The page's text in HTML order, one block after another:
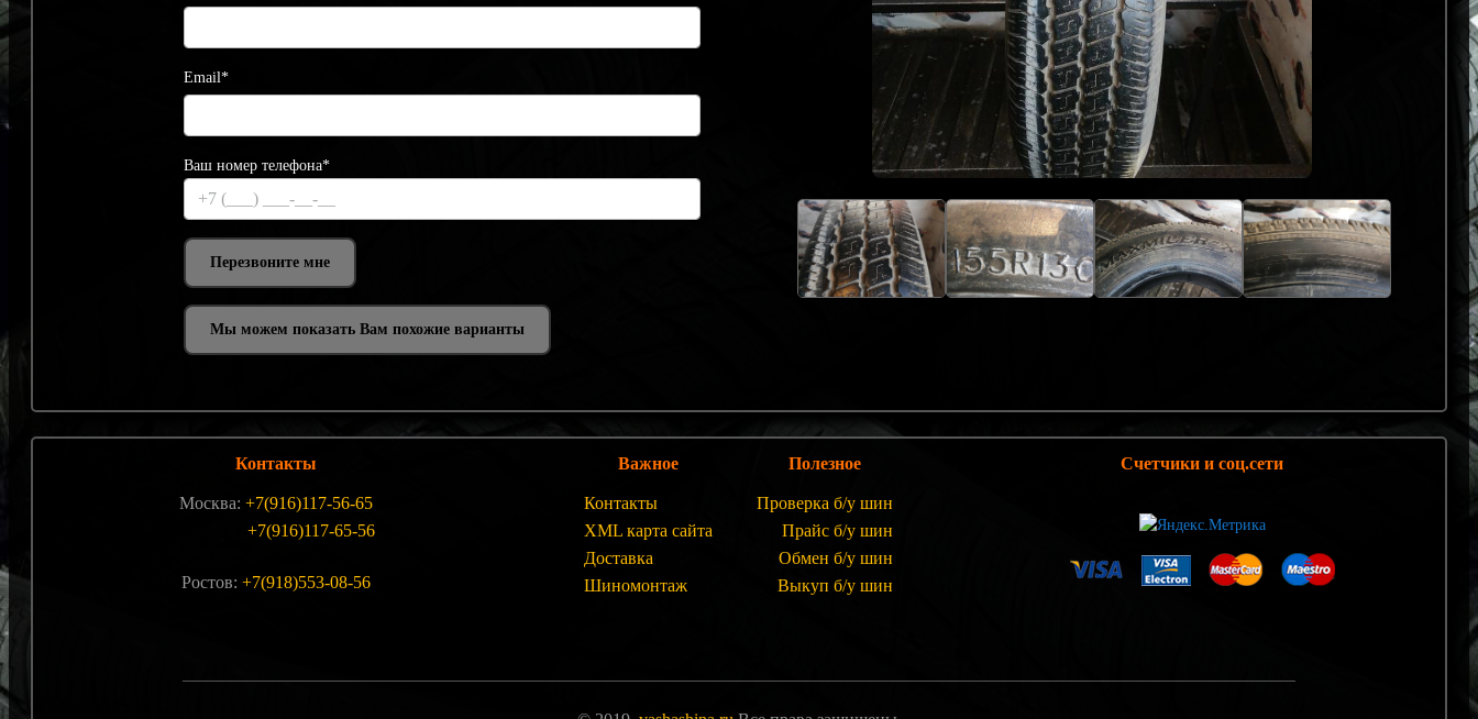
Email*
Ваш номер телефона*
Мы можем показать Вам похожие варианты
Контакты
Москва: +7(916)117-56-65
+7(916)117-65-56
Ростов: +7(918)553-08-56
Важное
Контакты
XML карта сайта
Доставка
Шиномонтаж
Полезное
Проверка б/у шин
Прайс б/у шин
Обмен б/у шин
Выкуп б/у шин
Счетчики и соц.сети